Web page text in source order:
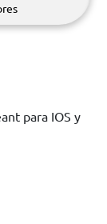
para IOS y